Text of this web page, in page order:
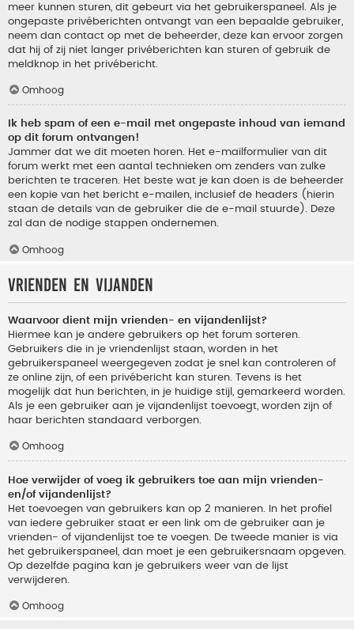
meer kunnen sturen, dit gebeurt via het gebruikerspaneel. Als je
ongepaste privéberichten ontvangt van een bepaalde gebruiker,
neem dan contact op met de beheerder, deze kan ervoor zorgen
dat hij of zij niet langer privéberichten kan sturen of gebruik de
meldknop in het privébericht.
Omhoog
Ik heb spam of een e-mail met ongepaste inhoud van iemand
op dit forum ontvangen!
Jammer dat we dit moeten horen. Het e-mailformulier van dit
forum werkt met een aantal technieken om zenders van zulke
berichten te traceren. Het beste wat je kan doen is de beheerder
een kopie van het bericht e-mailen, inclusief de headers (hierin
staan de details van de gebruiker die de e-mail stuurde). Deze
zal dan de nodige stappen ondernemen.
Omhoog
Vrienden en vijanden
Waarvoor dient mijn vrienden- en vijandenlijst?
Hiermee kan je andere gebruikers op het forum sorteren.
Gebruikers die in je vriendenlijst staan, worden in het
gebruikerspaneel weergegeven zodat je snel kan controleren of
ze online zijn, of een privébericht kan sturen. Tevens is het
mogelijk dat hun berichten, in je huidige stijl, gemarkeerd worden.
Als je een gebruiker aan je vijandenlijst toevoegt, worden zijn of
haar berichten standaard verborgen.
Omhoog
Hoe verwijder of voeg ik gebruikers toe aan mijn vrienden-
en/of vijandenlijst?
Het toevoegen van gebruikers kan op 2 manieren. In het profiel
van iedere gebruiker staat er een link om de gebruiker aan je
vrienden- of vijandenlijst toe te voegen. De tweede manier is via
het gebruikerspaneel, dan moet je een gebruikersnaam opgeven.
Op dezelfde pagina kan je gebruikers weer van de lijst
verwijderen.
Omhoog